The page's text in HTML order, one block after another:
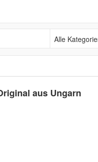
Alle Kategorien
aus Ungarn